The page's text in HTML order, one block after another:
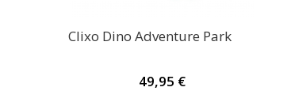
Clixo Dino Adventure Park
49,95 €